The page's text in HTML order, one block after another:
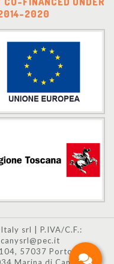
2020
srl | P.IVA/C.F.:
57037 Portoferraio